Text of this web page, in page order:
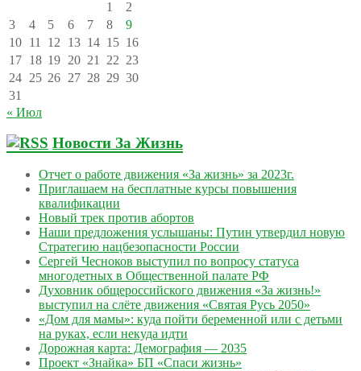
1
2
3
4 5 6 7 8
9
10 11 12 13 14 15 16
17 18 19 20 21 22 23
24 25 26 27 28 29 30
31
« Июл
Новости За Жизнь
Отчет о работе движения «За жизнь» за 2023г.
Приглашаем на бесплатные курсы повышения
квалификации
Новый трек против абортов
Наши предложения услышаны: Путин утвердил новую
Стратегию нацбезопасности России
Сергей Чесноков выступил по вопросу статуса
многодетных в Общественной палате РФ
Духовник общероссийского движения «За жизнь!»
выступил на слёте движения «Святая Русь 2050»
«Дом для мамы»: куда пойти беременной или с детьми
на руках, если некуда идти
Дорожная карта: Демография — 2035
Проект «Знайка» БП «Спаси жизнь»